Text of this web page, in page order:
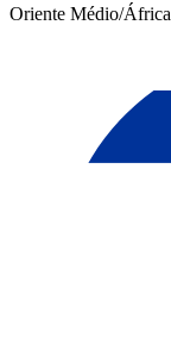
Oriente Médio/África​​